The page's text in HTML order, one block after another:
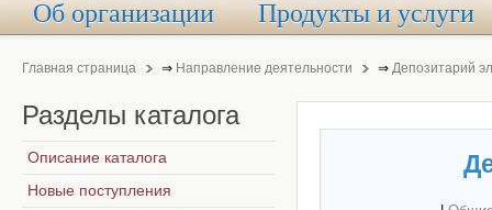
Об организации Продукты и услуги
Главная страница ⇒ Направление деятельности ⇒ Депозитарий
Разделы каталога
Описание каталога
Новые поступления